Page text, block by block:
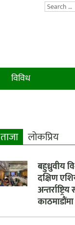
विविध
ताजा लाेकप्रिय
बहुध्रुवीय
दक्षिण